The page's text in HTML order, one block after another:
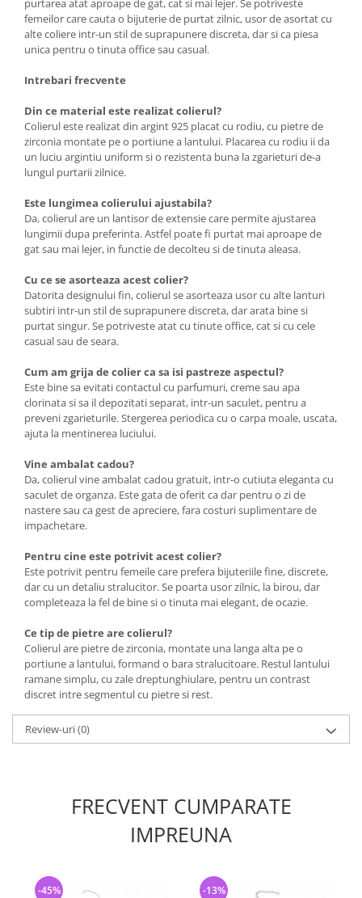
purtarea atat aproape de gat, cat si mai lejer. Se potriveste
femeilor care cauta o bijuterie de purtat zilnic, usor de asortat cu
alte coliere intr-un stil de suprapunere discreta, dar si ca piesa
unica pentru o tinuta office sau casual.
Intrebari frecvente
Din ce material este realizat colierul?
Colierul este realizat din argint 925 placat cu rodiu, cu pietre de
zirconia montate pe o portiune a lantului. Placarea cu rodiu ii da
un luciu argintiu uniform si o rezistenta buna la zgarieturi de-a
lungul purtarii zilnice.
Este lungimea colierului ajustabila?
Da, colierul are un lantisor de extensie care permite ajustarea
lungimii dupa preferinta. Astfel poate fi purtat mai aproape de
gat sau mai lejer, in functie de decolteu si de tinuta aleasa.
Cu ce se asorteaza acest colier?
Datorita designului fin, colierul se asorteaza usor cu alte lanturi
subtiri intr-un stil de suprapunere discreta, dar arata bine si
purtat singur. Se potriveste atat cu tinute office, cat si cu cele
casual sau de seara.
Cum am grija de colier ca sa isi pastreze aspectul?
Este bine sa evitati contactul cu parfumuri, creme sau apa
clorinata si sa il depozitati separat, intr-un saculet, pentru a
preveni zgarieturile. Stergerea periodica cu o carpa moale, uscata,
ajuta la mentinerea luciului.
Vine ambalat cadou?
Da, colierul vine ambalat cadou gratuit, intr-o cutiuta eleganta cu
saculet de organza. Este gata de oferit ca dar pentru o zi de
nastere sau ca gest de apreciere, fara costuri suplimentare de
impachetare.
Pentru cine este potrivit acest colier?
Este potrivit pentru femeile care prefera bijuteriile fine, discrete,
dar cu un detaliu stralucitor. Se poarta usor zilnic, la birou, dar
completeaza la fel de bine si o tinuta mai elegant, de ocazie.
Ce tip de pietre are colierul?
Colierul are pietre de zirconia, montate una langa alta pe o
portiune a lantului, formand o bara stralucitoare. Restul lantului
ramane simplu, cu zale dreptunghiulare, pentru un contrast
discret intre segmentul cu pietre si rest.
Review-uri(0)
FRECVENT CUMPARATE
IMPREUNA
-45% -13%